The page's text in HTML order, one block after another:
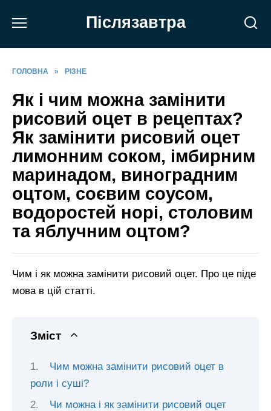
Післязавтра
ГОЛОВНА » РІЗНЕ
Як і чим можна замінити
рисовий оцет в рецептах?
Як замінити рисовий оцет
лимонним соком, імбирним
маринадом, виноградним
оцтом, соєвим соусом,
водоростей норі, столовим
та яблучним оцтом?
Чим і як можна замінити рисовий оцет. Про це піде
мова в цій статті.
Зміст
Чим можна замінити рисовий оцет в
роли і суші?
Чи можна і як замінити рисовий оцет